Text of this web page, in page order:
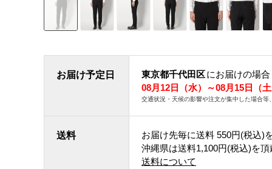
お届け予定日 東京都千代田区にお届けの場合
08月12日（水）～08月15日（
交通状況・天候の影響や注文が集中した場合
送料 お届け先毎に送料 550円(税込)
沖縄県は送料1,100円(税込)を
送料について